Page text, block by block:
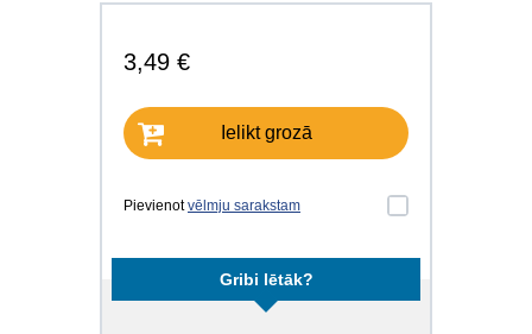
3,49 €
Ielikt grozā
Pievienotvēlmju sarakstam
Gribi lētāk?